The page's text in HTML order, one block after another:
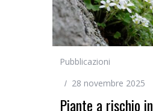
Pubblicazioni
28 novembre 2025
Piante a rischio in